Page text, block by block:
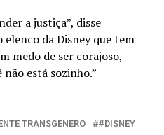
a justiça”, disse
elenco da Disney que tem
medo de ser corajoso,
está sozinho.”
TRANSGENERO
#DISNEY